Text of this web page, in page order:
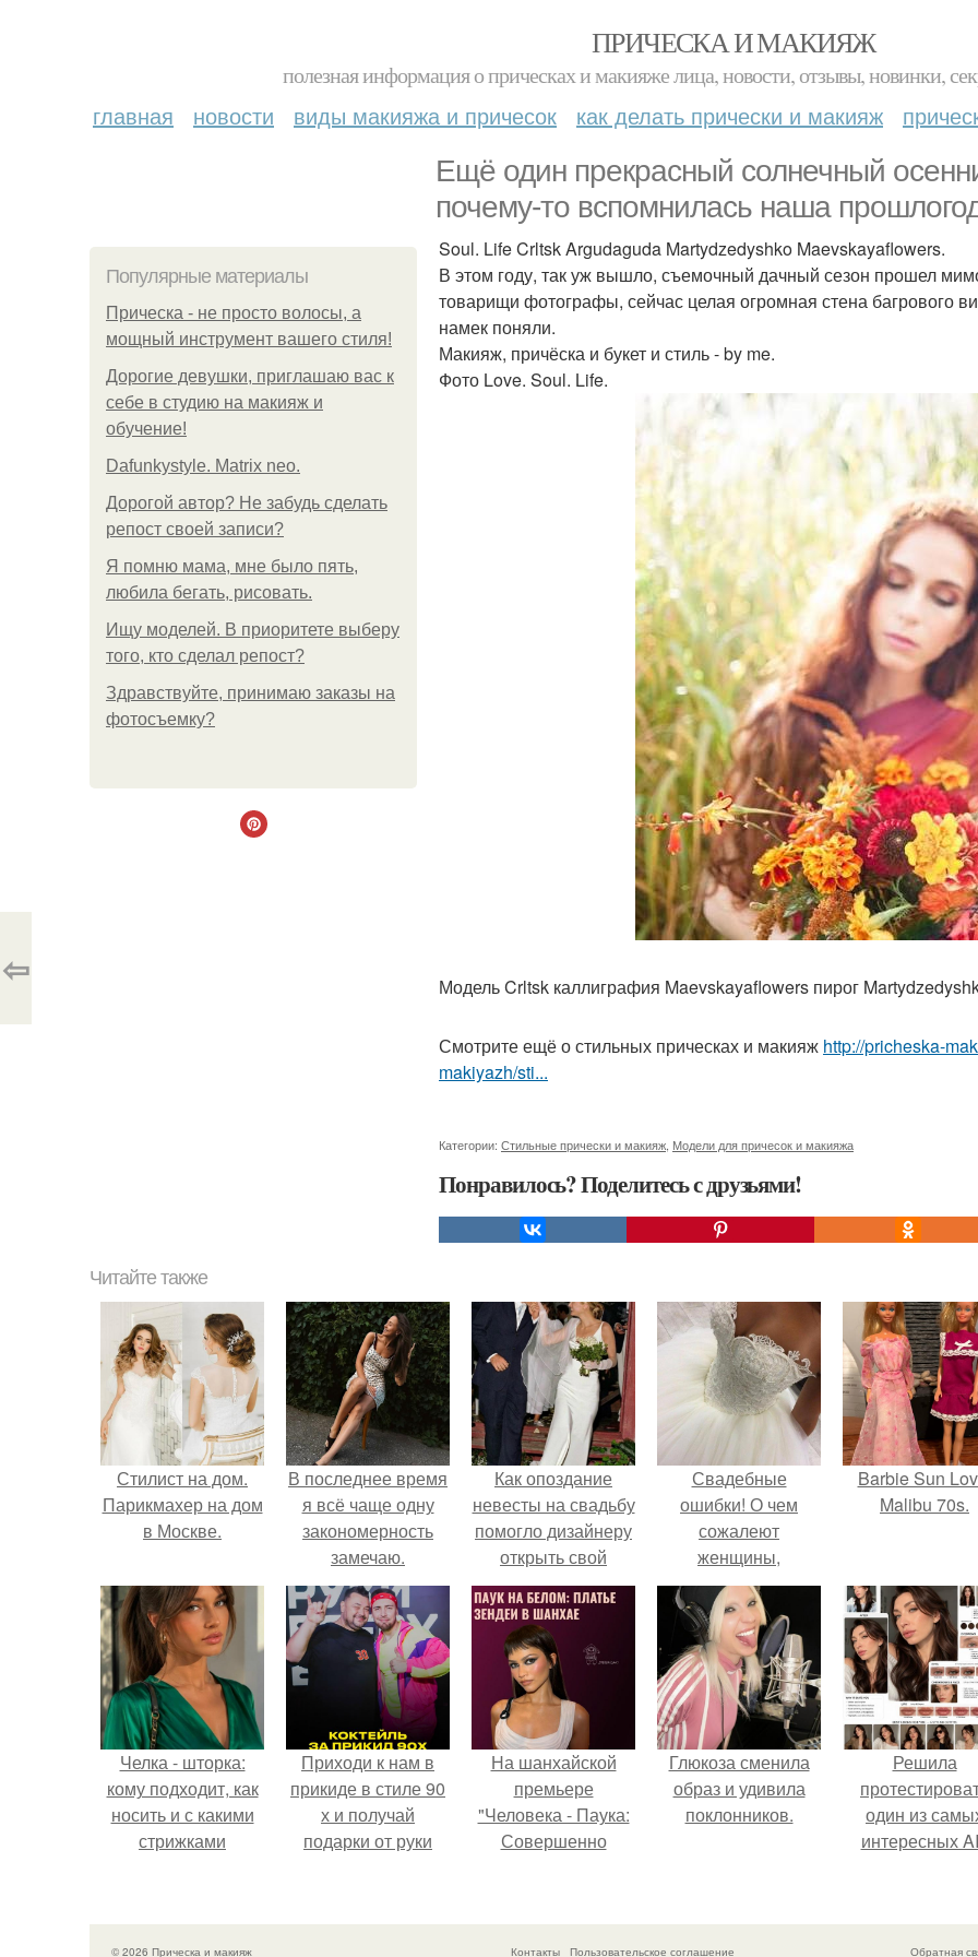
ПРИЧЕСКА И МАКИЯЖ
полезная информация о прическах и макияже лица, новости, отзывы, новинки,
главная новости виды макияжа и причесок как делать прически и макияж
Ещё один прекрасный солнечный
почему-то вспомнилась наша
Популярные материалы
Прическа - не просто волосы, а
мощный инструмент вашего стиля!
Дорогие девушки, приглашаю вас к
себе в студию на макияж и
обучение!
Dafunkystyle. Matrix neo.
Дорогой автор? Не забудь сделать
репост своей записи?
Я помню мама, мне было пять,
любила бегать, рисовать.
Ищу моделей. В приоритете выберу
того, кто сделал репост?
Здравствуйте, принимаю заказы на
фотосъемку?
Soul. Life Crltsk Argudaguda Martydzedyshko Maevskayaflowers.
В этом году, так уж вышло, съемочный дачный сезон прошел
товарищи фотографы, сейчас целая огромная стена багрового
намек поняли.
Макияж, причёска и букет и стиль - by me.
Фото Love. Soul. Life.
Модель Crltsk каллиграфия Maevskayaflowers пирог
Смотрите ещё о стильных прическах и макияж http://pricheska-
makiyazh/sti...
Категории: Стильные прически и макияж Модели для причесок и макияжа
Понравилось? Поделитесь с друзьями!
⇦
Читайте также
Стилист на дом.
Парикмахер на дом
в Москве.
В последнее время
я всё чаще одну
закономерность
замечаю.
Как опоздание
невесты на свадьбу
помогло дизайнеру
открыть свой
бренд.
Свадебные
ошибки! О чем
сожалеют
женщины,
вспоминая свою
свадьбу?
Barbie Sun
Malibu 70s.
Челка - шторка:
кому подходит, как
носить и с какими
стрижками
Приходи к нам в
прикиде в стиле 90
х и получай
подарки от руки
На шанхайской
премьере
"Человека - Паука:
Совершенно
просто очередной
наряд, а настоящий
Глюкоза сменила
образ и удивила
поклонников.
Решила
один из
интересных
© 2026 Прическа и макияж Контакты Пользовательское соглашение Обратная